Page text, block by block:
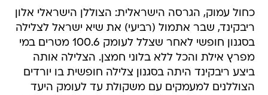
כחול עמוק, הגרסה הישראלית: הצוללן הישראלי אלון
ריבקינד, שבר אתמול (רביעי) את שיא ישראל לצלילה
בסגנון חופשי לאחר שצלל לעומק 100.6 מטרים במי
מפרץ אילת והכל ללא בלוני חמצן. הצלילה אותה
ביצע ריבקינד היתה בסגנון צלילה חופשית בו יורדים
הצוללנים למעמקים עם משקולת עד לעומק היעד